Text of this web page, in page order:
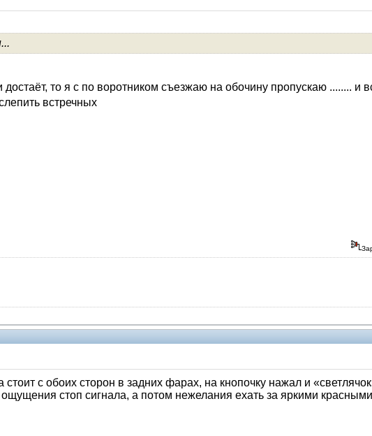
то я с по воротником съезжаю на обочину пропускаю ........ и
встречных
с обоих сторон в задних фарах, на кнопочку нажал и
стоп сигнала, а потом нежелания ехать за яркими